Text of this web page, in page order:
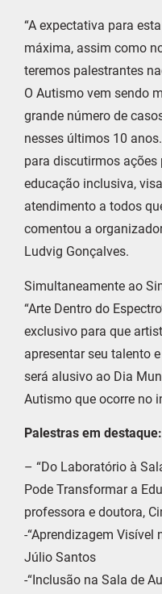
“A expectativa para
máxima, assim como
teremos palestrantes
O Autismo vem sendo
grande número de
nesses últimos 10
para discutirmos
educação inclusiva,
atendimento a todos
comentou a
Ludvig Gonçalves.
Simultaneamente ao
“Arte Dentro do
exclusivo para que
apresentar seu talento
será alusivo ao Dia
Autismo que ocorre no
Palestras em destaque:
– “Do Laboratório à
Pode Transformar a
professora e doutora,
-“Aprendizagem
Júlio Santos
-“Inclusão na Sala de